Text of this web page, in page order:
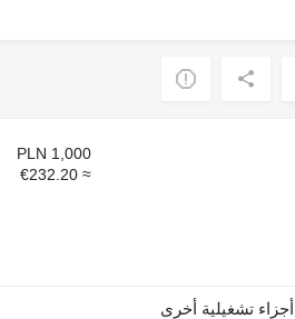
PLN 1,000
≈ €232.20
أجزاء تشغيلية أخرى